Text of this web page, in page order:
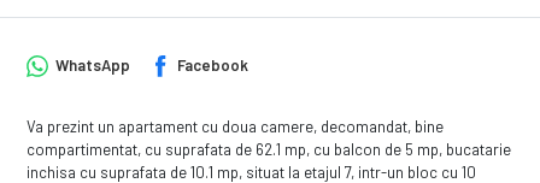
WhatsApp Facebook
Va prezint un apartament cu doua camere, decomandat, bine
compartimentat, cu suprafata de 62.1 mp, cu balcon de 5 mp, bucatarie
inchisa cu suprafata de 10.1 mp, situat la etajul 7, intr-un bloc cu 10